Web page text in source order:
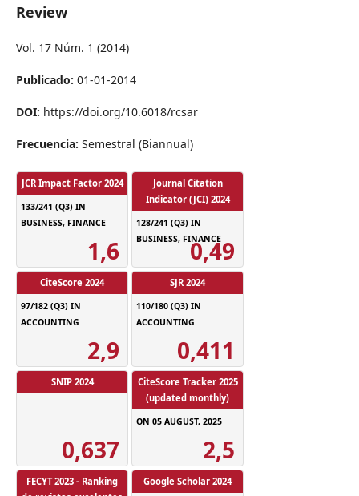
Review
Vol. 17 Núm. 1 (2014)
Publicado: 01-01-2014
DOI: https://doi.org/10.6018/rcsar
Frecuencia: Semestral (Biannual)
JCR Impact Factor 2024
133/241 (Q3) IN
BUSINESS, FINANCE
1,6
Journal Citation
Indicator (JCI) 2024
128/241 (Q3) IN
BUSINESS, FINANCE
0,49
CiteScore 2024
97/182 (Q3) IN
ACCOUNTING
2,9
SJR 2024
110/180 (Q3) IN
ACCOUNTING
0,411
SNIP 2024
0,637
CiteScore Tracker 2025
(updated monthly)
ON 05 AUGUST, 2025
2,5
FECYT 2023 - Ranking
Google Scholar 2024